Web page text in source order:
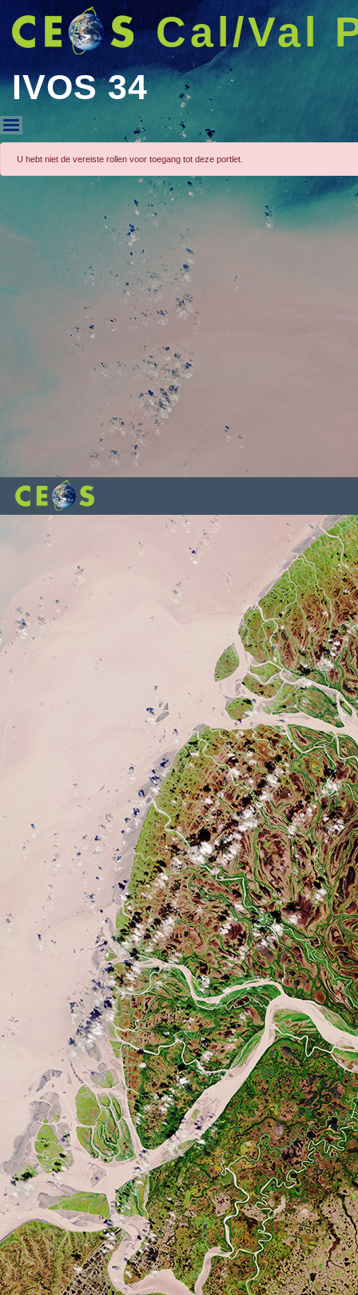
Cal/Val
IVOS 34
IVOS 34
U hebt niet de vereiste rollen voor toegang tot deze portlet.